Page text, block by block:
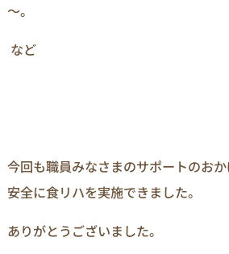
～。
など
今回も職員みなさまのサポートのお
安全に食リハを実施できました。
ありがとうございました。